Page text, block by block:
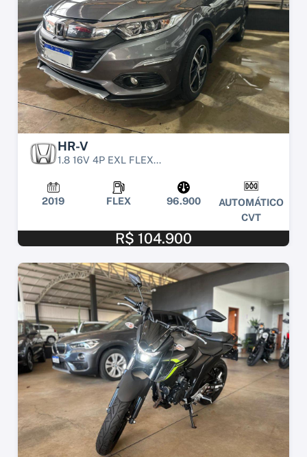
HR-V
1.8 16V 4P EXL FLEX...
2019 FLEX 96.900
AUTOMÁTICO
CVT
R$ 104.900